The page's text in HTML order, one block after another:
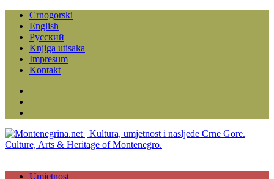
Crnogorski
English
Русский
Knjiga utisaka
Impresum
Kontakt
Umjetnost